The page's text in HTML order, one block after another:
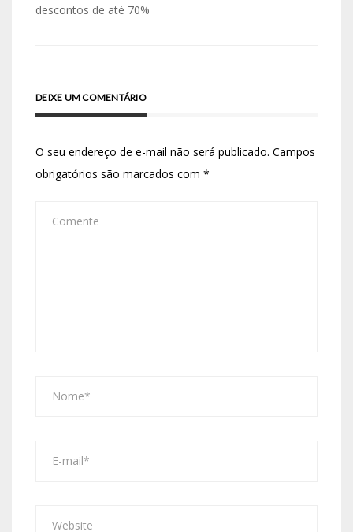
descontos de até 70%
DEIXE UM COMENTÁRIO
O seu endereço de e-mail não será publicado. Campos
obrigatórios são marcados com *